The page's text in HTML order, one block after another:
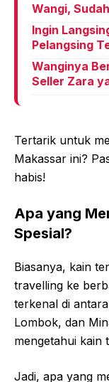
Wangi,
Ingin
Pelangsing
Wanginya
Seller Zara
Tertarik untuk
Makassar ini?
habis!
Apa yang
Spesial?
Biasanya, kain
travelling ke
terkenal di
Lombok, dan
mengetahui kain
Jadi, apa yang